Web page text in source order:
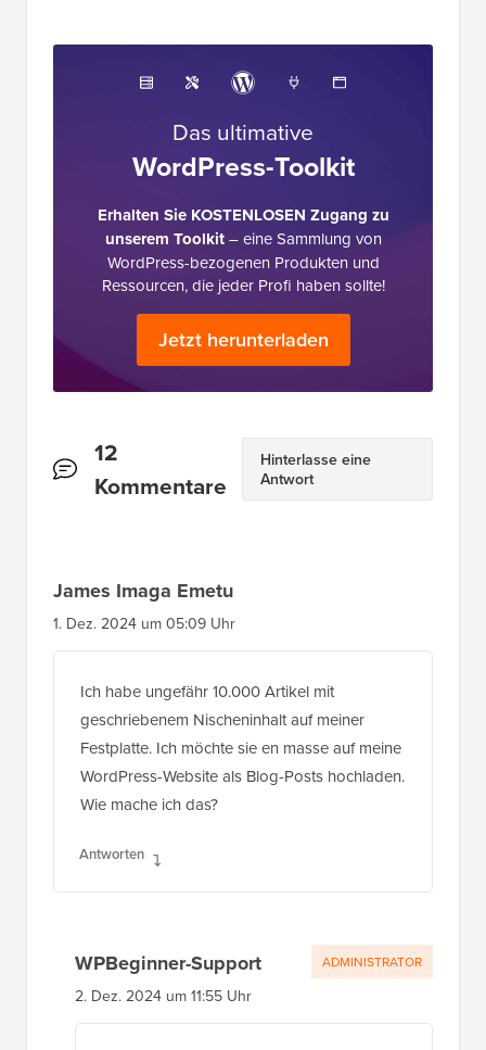
Das ultimative
WordPress-Toolkit
Erhalten Sie KOSTENLOSEN Zugang zu
unserem Toolkit– eine Sammlung von
WordPress-bezogenen Produkten und
Ressourcen, die jeder Profi haben sollte!
Jetzt herunterladen
Leserinteraktionen
12
Kommentare
Hinterlasse eine
Antwort
James Imaga Emetu
1. Dez. 2024 um 05:09 Uhr
Ich habe ungefähr 10.000 Artikel mit
geschriebenem Nischeninhalt auf meiner
Festplatte. Ich möchte sie en masse auf meine
WordPress-Website als Blog-Posts hochladen.
Wie mache ich das?
Antworten
WPBeginner-Support
2. Dez. 2024 um 11:55 Uhr
ADMINISTRATOR